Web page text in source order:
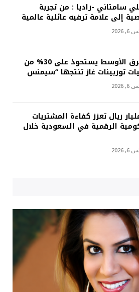
سامتاني -راديا : من تجربة
إلى علامة ترفيه عائلية عالمية
الشرق الأوسط يستحوذ على 30% من
توربينات غاز تنتجها “سيمنس
مليار ريال تعزز كفاءة المشتريات
الرقمية في السعودية خلال